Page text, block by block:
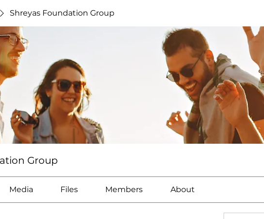
Shreyas Foundation Group
Group
Media Files Members About